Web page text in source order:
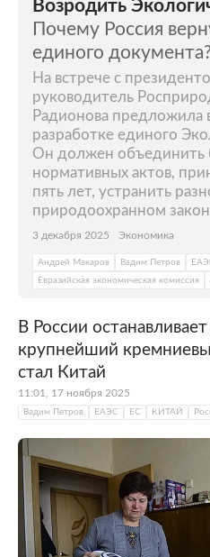
Возродить
Почему Россия
единого
На встрече с
руководитель
Радионова предложила
разработке единого
Он должен объединить
нормативных актов,
пять лет, устранить
природоохранном
3 декабря 2025 Экономика
Андрей Макаров Вадим Петров
Евразийская экономическая комиссия
В России
крупнейший
стал Китай
11:01, 17 ноября 2025
Вадим Петров ЕАЭС ЕС КИТАЙ